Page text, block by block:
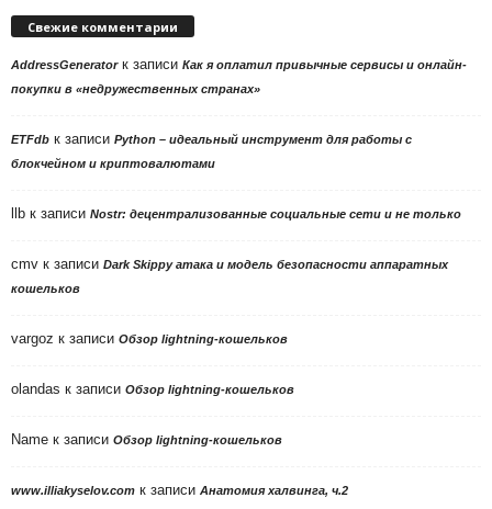
Свежие комментарии
AddressGeneratorк записи Как я оплатил привычные сервисы и онлайн-
покупки в «недружественных странах»
ETFdb к записи Python – идеальный инструмент для работы с
блокчейном и криптовалютами
llb к записи Nostr: децентрализованные социальные сети и не только
cmv к записи Dark Skippy атака и модель безопасности аппаратных
кошельков
vargoz к записи Обзор lightning-кошельков
olandas к записи Обзор lightning-кошельков
Name к записи Обзор lightning-кошельков
www.illiakyselov.com к записи Анатомия халвинга, ч.2